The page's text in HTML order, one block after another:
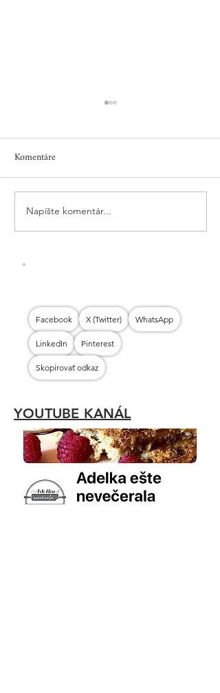
KOĽKO STOJÍ CATERING?
Komentáre
Napíšte komentár...
Facebook X (Twitter) WhatsApp
LinkedIn Pinterest
Skopírovať odkaz
YOUTUBE KANÁL